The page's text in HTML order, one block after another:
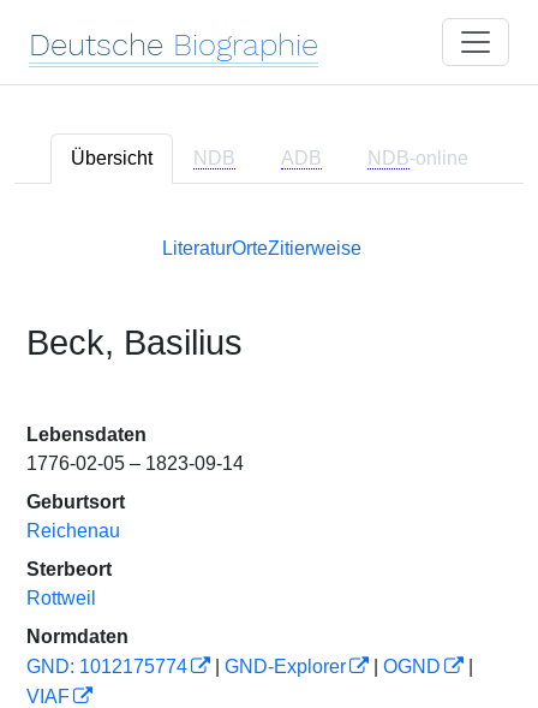
Deutsche Biographie
Übersicht NDB ADB NDB-online
LiteraturOrteZitierweise
Beck, Basilius
Lebensdaten
1776-02-05 – 1823-09-14
Geburtsort
Reichenau
Sterbeort
Rottweil
Normdaten
GND: 1012175774
GND-Explorer OGND
VIAF